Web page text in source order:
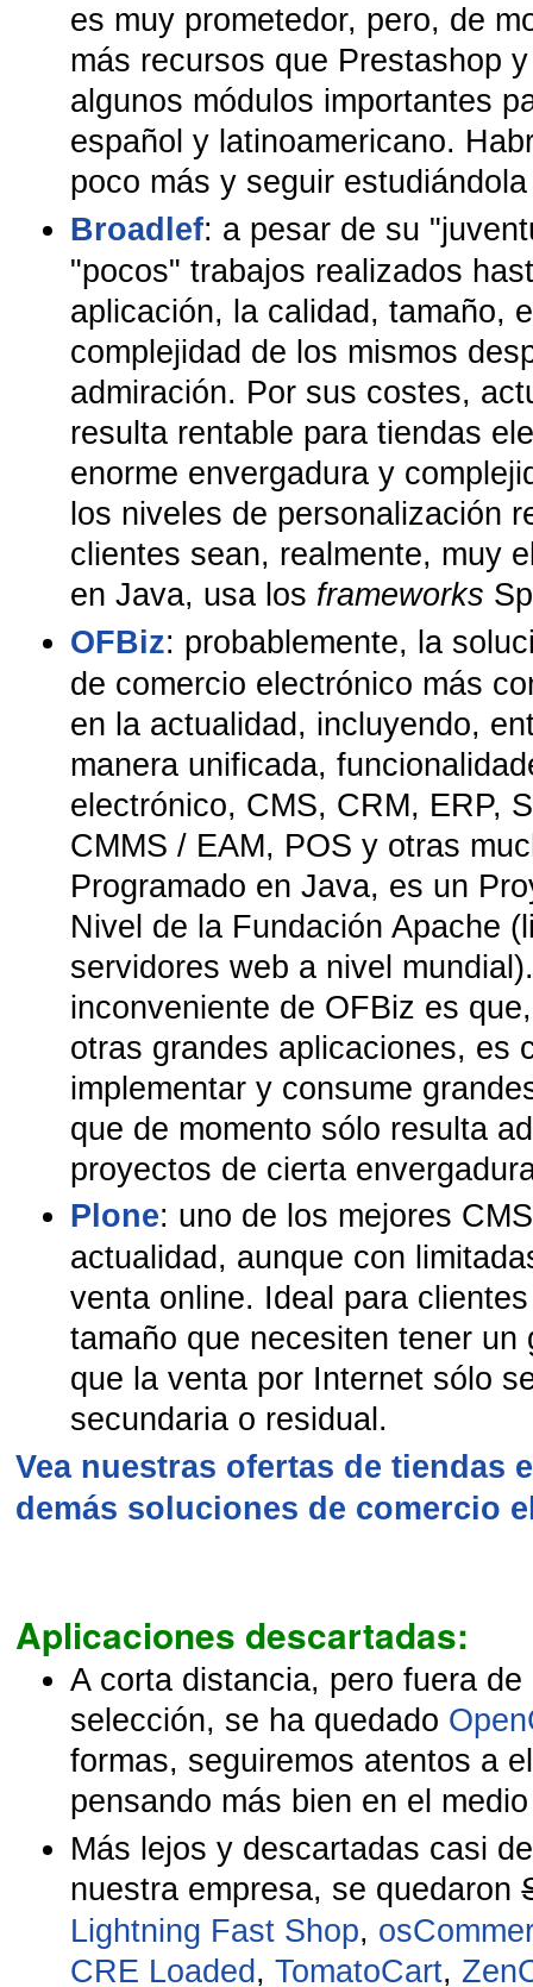
es muy prometedor, pero, de
más recursos que Prestashop
algunos módulos importantes
español y latinoamericano.
poco más y seguir
Broadlef: a pesar de su
"pocos" trabajos realizados
aplicación, la calidad, tamaño,
complejidad de los mismos
admiración. Por sus costes,
resulta rentable para tiendas
enorme envergadura y
los niveles de personalización
clientes sean, realmente, muy
en Java, usa los frameworks
OFBiz: probablemente, la
de comercio electrónico más
en la actualidad, incluyendo,
manera unificada,
electrónico, CMS, CRM, ERP,
CMMS / EAM, POS y otras
Programado en Java, es un
Nivel de la Fundación Apache
servidores web a nivel
inconveniente de OFBiz es
otras grandes aplicaciones, es
implementar y consume
que de momento sólo resulta
proyectos de cierta
Plone: uno de los mejores
actualidad, aunque con
venta online. Ideal para
tamaño que necesiten tener un
que la venta por Internet sólo
secundaria o residual.
Vea nuestras ofertas de tiendas
demás soluciones de comercio
Aplicaciones descartadas:
A corta distancia, pero fuera
selección, se ha quedado
formas, seguiremos atentos a
pensando más bien en el
Más lejos y descartadas casi
nuestra empresa, se quedaron
Lightning Fast Shop,
CRE Loaded ,TomatoCart,